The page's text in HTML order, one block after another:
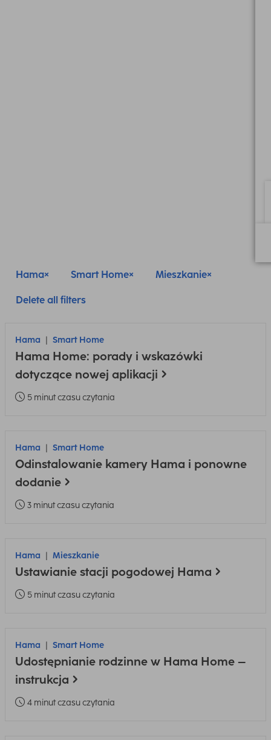
Hama Smart Home Mieszkanie
Delete all filters
Hama Smart Home
Hama Home: porady i wskazówki
dotyczące nowej aplikacji
5 minut czasu czytania
Hama Smart Home
Odinstalowanie kamery Hama i ponowne
dodanie
3 minut czasu czytania
Hama Mieszkanie
Ustawianie stacji pogodowej Hama
5 minut czasu czytania
Hama Smart Home
Udostępnianie rodzinne w Hama Home –
instrukcja
4 minut czasu czytania